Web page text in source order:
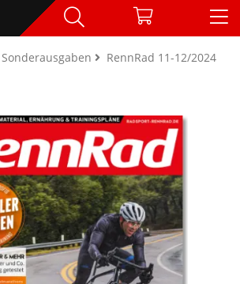
Sonderausgaben RennRad 11-12/2024